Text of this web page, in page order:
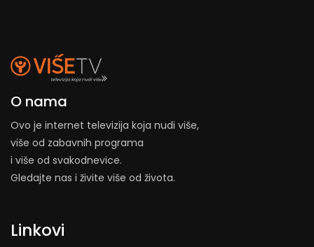
O nama
Ovo je internet televizija koja nudi više,
više od zabavnih programa
i više od svakodnevice.
Gledajte nas i živite više od života.
Linkovi